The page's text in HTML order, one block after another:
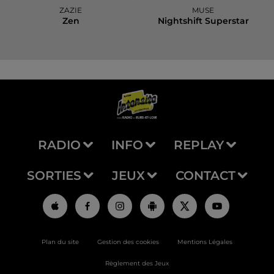
ZAZIE
Zen
MUSE
Nightshift Superstar
RADIO INFO REPLAY
SORTIES JEUX CONTACT
Plan du site Gestion des cookies Mentions Légales
Règlement des Jeux